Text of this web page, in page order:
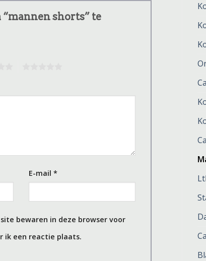
“mannen shorts” te
E-mail *
bewaren in deze browser voor
ik een reactie plaats.